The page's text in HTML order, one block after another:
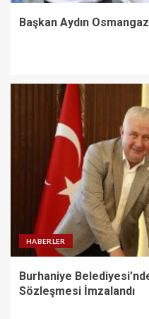
Başkan Aydın
HABERLER
Burhaniye
Sözleşmesi İmzalandı